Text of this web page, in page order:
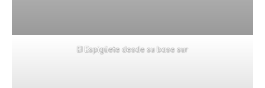
El Espigüete desde su base sur